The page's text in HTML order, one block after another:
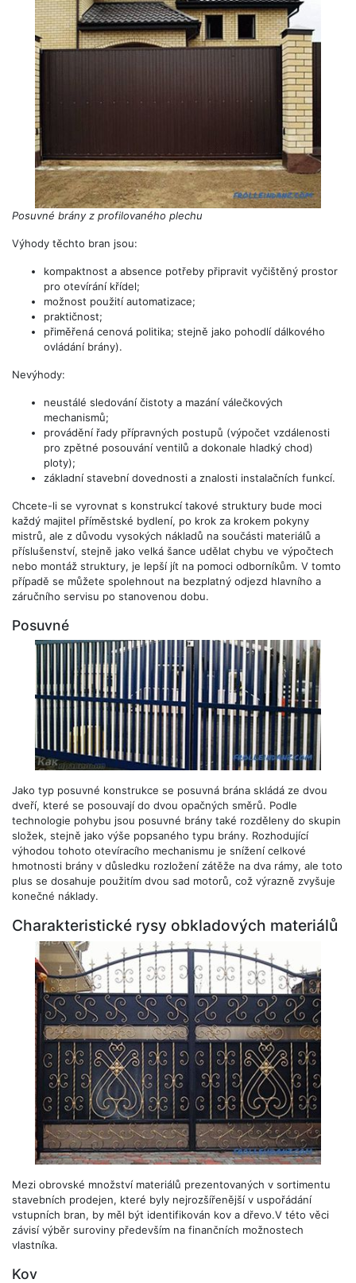
Posuvné brány z profilovaného plechu
Výhody těchto bran jsou:
kompaktnost a absence potřeby připravit vyčištěný prostor
pro otevírání křídel;
možnost použití automatizace;
praktičnost;
přiměřená cenová politika; stejně jako pohodlí dálkového
ovládání brány).
Nevýhody:
neustálé sledování čistoty a mazání válečkových
mechanismů;
provádění řady přípravných postupů (výpočet vzdálenosti
pro zpětné posouvání ventilů a dokonale hladký chod)
ploty);
základní stavební dovednosti a znalosti instalačních funkcí.
Chcete-li se vyrovnat s konstrukcí takové struktury bude moci
každý majitel příměstské bydlení, po krok za krokem pokyny
mistrů, ale z důvodu vysokých nákladů na součásti materiálů a
příslušenství, stejně jako velká šance udělat chybu ve výpočtech
nebo montáž struktury, je lepší jít na pomoci odborníkům. V tomto
případě se můžete spolehnout na bezplatný odjezd hlavního a
záručního servisu po stanovenou dobu.
Posuvné
Jako typ posuvné konstrukce se posuvná brána skládá ze dvou
dveří, které se posouvají do dvou opačných směrů. Podle
technologie pohybu jsou posuvné brány také rozděleny do skupin
složek, stejně jako výše popsaného typu brány. Rozhodující
výhodou tohoto otevíracího mechanismu je snížení celkové
hmotnosti brány v důsledku rozložení zátěže na dva rámy, ale toto
plus se dosahuje použitím dvou sad motorů, což výrazně zvyšuje
konečné náklady.
Charakteristické rysy obkladových materiálů
Mezi obrovské množství materiálů prezentovaných v sortimentu
stavebních prodejen, které byly nejrozšířenější v uspořádání
vstupních bran, by měl být identifikován kov a dřevo.V této věci
závisí výběr suroviny především na finančních možnostech
vlastníka.
Kov